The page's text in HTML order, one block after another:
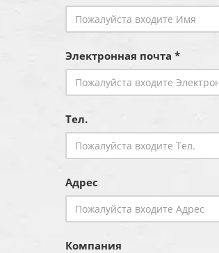
Электронная почта *
Тел.
Адрес
Компания